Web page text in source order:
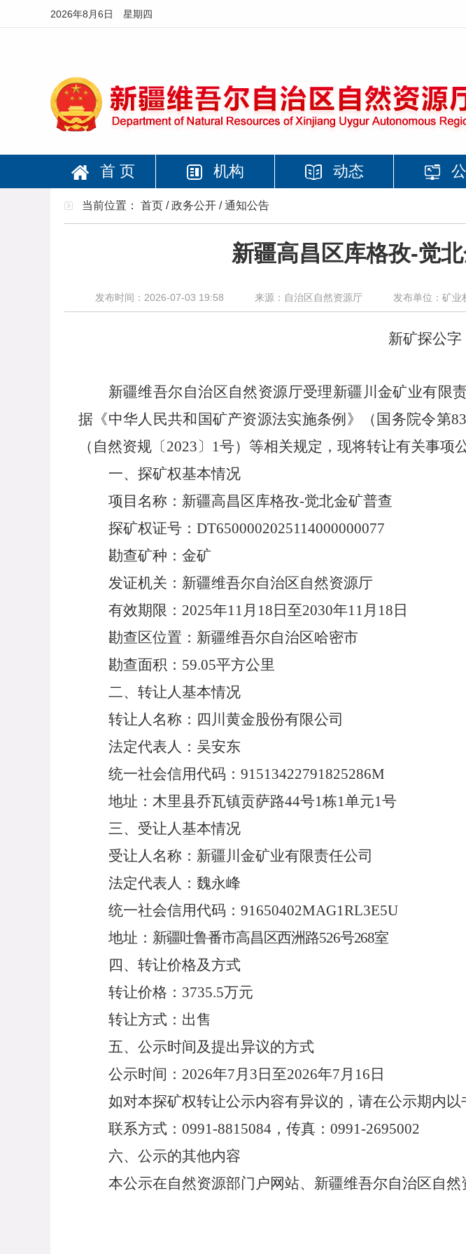
2026年8月6日 星期四
首 页 机构 动态
当前位置： 首页 /政务公开 /通知公告
新疆高昌区库格孜-觉
发布时间：2026-07-03 19:58 来源：自治区自然资源厅 发布单位：矿业
新矿探公字
新疆维吾尔自治区自然资源厅受理新疆川金矿业有限
据《中华人民共和国矿产资源法实施条例 》（国务院令第
（自然资规〔2023〕1号） 等相关规定，现将转让有关事项
一、探矿权基本情况
项目名称：新疆高昌区库格孜-觉北金矿普查
探矿权证号： DT6500002025114000000077
勘查矿种： 金矿
发证机关：新疆维吾尔自治区自然资源厅
有效期限： 2025年11月 18 日至2030年11月 18 日
勘查区位置：新疆维吾尔自治区哈密市
勘查面积 ： 59.05平方公里
二、转让人基本情况
转让人名称：四川黄金股份有限公司
法定代表人： 吴安东
统一社会信用代码： 91513422791825286M
地址 ： 木里县乔瓦镇贡萨路44号1栋1单元1号
三、受让人基本情况
受让人名称：新疆川金矿业有限责任公司
法定代表人： 魏永峰
统一社会信用代码： 91650402MAG1RL3E5U
地址 ： 新疆吐鲁番市高昌区西洲路526号268室
四、转让价格及方式
转让价格： 3735.5万元
转让方式： 出售
五、公示时间及提出异议的方式
公示时间： 2026年7月 3 日至2026年7月 16 日
如对本探矿权转让公示内容有异议的，请在公示期内
联系方式： 0991-8815084，传真：0991-2695002
六、公示的其他内容
本公示在自然资源部门户网站、新疆维吾尔自治区自然